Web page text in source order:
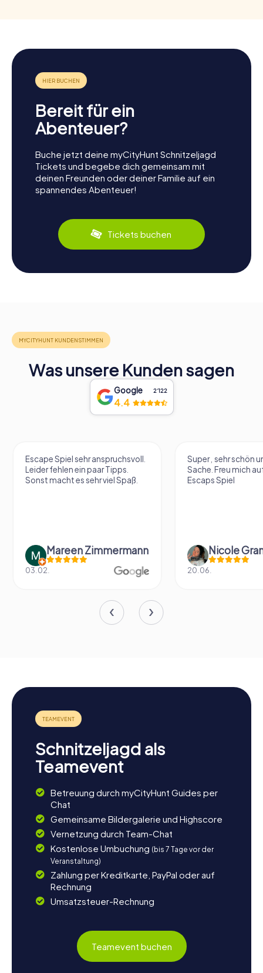
Bereit für ein
Abenteuer?
Buche jetzt deine myCityHunt Schnitzeljagd
Tickets und begebe dich gemeinsam mit
deinen Freunden oder deiner Familie auf ein
spannendes Abenteuer!
Tickets buchen
Was unsere Kunden sagen
Google 2‘122
4.4
Escape Spiel sehr anspruchsvoll.
Leider fehlen ein paar Tipps.
Sonst macht es sehr viel Spaß.
Mareen Zimmermann
03.02.
Super , sehr schön
Sache. Freu mich
Escaps Spiel
Nicole
20.06.
Schnitzeljagd als
Teamevent
Betreuung durch myCityHunt Guides per
Chat
Gemeinsame Bildergalerie und Highscore
Vernetzung durch Team-Chat
Kostenlose Umbuchung (bis 7 Tage vor der
Veranstaltung)
Zahlung per Kreditkarte, PayPal oder auf
Rechnung
Umsatzsteuer-Rechnung
Teamevent buchen